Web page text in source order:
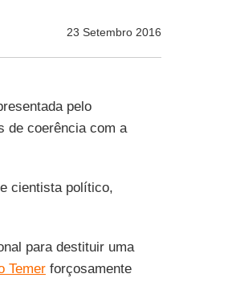
23 Setembro 2016
pelo
de coerência com a
cientista político,
para destituir uma
Temerforçosamente